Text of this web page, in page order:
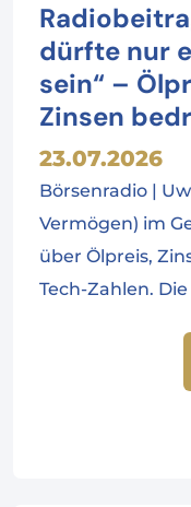
dürfte nur
sein“ –
Zinsen
23.07.2026
Börsenradio |
Vermögen) im
über Ölpreis,
Tech-Zahlen.